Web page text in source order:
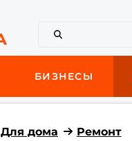
БИЗНЕСЫ
Для дома Ремонт